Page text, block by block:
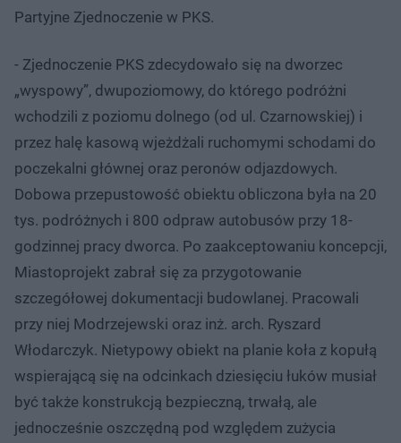
Partyjne Zjednoczenie w PKS.
- Zjednoczenie PKS zdecydowało się na dworzec
„wyspowy”, dwupoziomowy, do którego podróżni
wchodzili z poziomu dolnego (od ul. Czarnowskiej) i
przez halę kasową wjeżdżali ruchomymi schodami do
poczekalni głównej oraz peronów odjazdowych.
Dobowa przepustowość obiektu obliczona była na 20
tys. podróżnych i 800 odpraw autobusów przy 18-
godzinnej pracy dworca. Po zaakceptowaniu koncepcji,
Miastoprojekt zabrał się za przygotowanie
szczegółowej dokumentacji budowlanej. Pracowali
przy niej Modrzejewski oraz inż. arch. Ryszard
Włodarczyk. Nietypowy obiekt na planie koła z kopułą
wspierającą się na odcinkach dziesięciu łuków musiał
być także konstrukcją bezpieczną, trwałą, ale
jednocześnie oszczędną pod względem zużycia